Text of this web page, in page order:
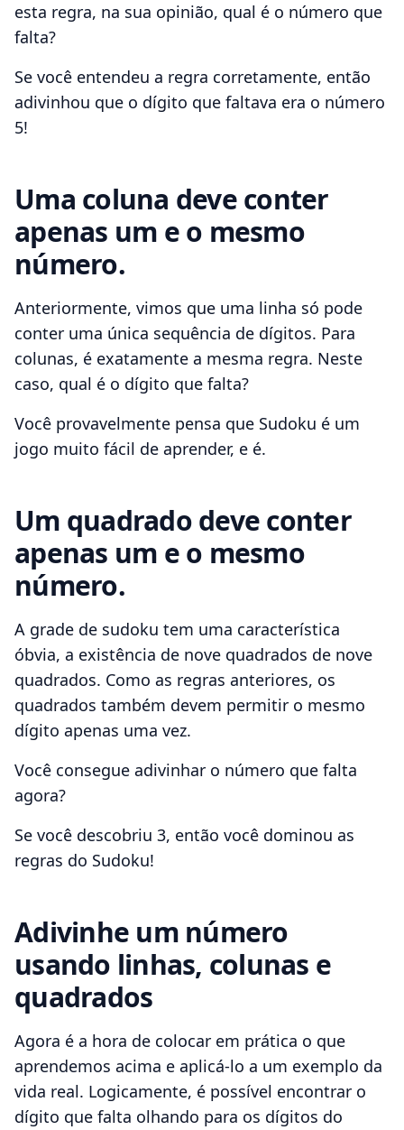
esta regra, na sua opinião, qual é o número que
falta?
Se você entendeu a regra corretamente, então
adivinhou que o dígito que faltava era o número
5!
Uma coluna deve conter
apenas um e o mesmo
número.
Anteriormente, vimos que uma linha só pode
conter uma única sequência de dígitos. Para
colunas, é exatamente a mesma regra. Neste
caso, qual é o dígito que falta?
Você provavelmente pensa que Sudoku é um
jogo muito fácil de aprender, e é.
Um quadrado deve conter
apenas um e o mesmo
número.
A grade de sudoku tem uma característica
óbvia, a existência de nove quadrados de nove
quadrados. Como as regras anteriores, os
quadrados também devem permitir o mesmo
dígito apenas uma vez.
Você consegue adivinhar o número que falta
agora?
Se você descobriu 3, então você dominou as
regras do Sudoku!
Adivinhe um número
usando linhas, colunas e
quadrados
Agora é a hora de colocar em prática o que
aprendemos acima e aplicá-lo a um exemplo da
vida real. Logicamente, é possível encontrar o
dígito que falta olhando para os dígitos do